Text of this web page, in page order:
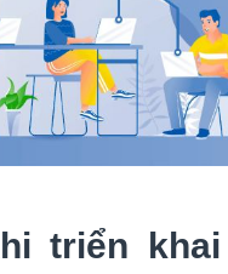
triển khai